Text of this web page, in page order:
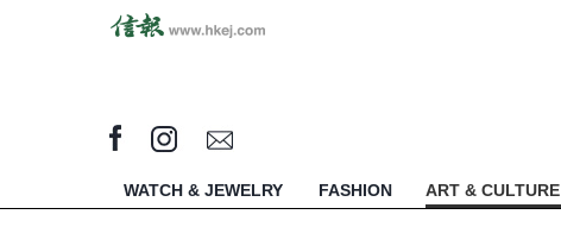
WATCH & JEWELRY FASHION ART & CULTURE